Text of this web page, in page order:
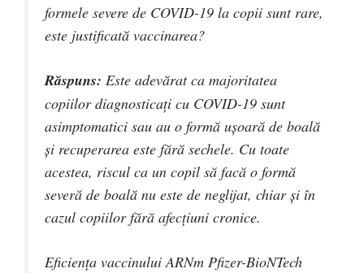
formele severe de COVID-19 la copii sunt rare,
este justificată vaccinarea?
Răspuns: Este adevărat ca majoritatea
copiilor diagnosticați cu COVID-19 sunt
asimptomatici sau au o formă ușoară de boală
și recuperarea este fără sechele. Cu toate
acestea, riscul ca un copil să facă o formă
severă de boală nu este de neglijat, chiar și în
cazul copiilor fără afecțiuni cronice.
Eficiența vaccinului ARNm Pfizer-BioNTech